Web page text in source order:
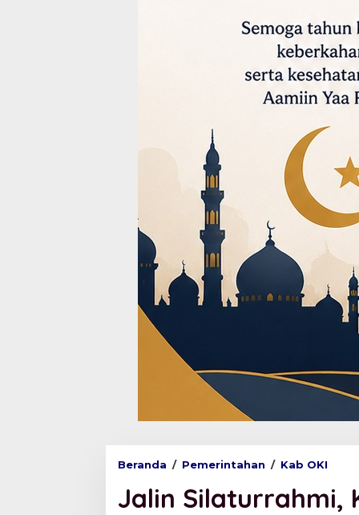
Beranda / Pemerintahan / Kab OKI
l
i
Jalin Silaturrahmi,